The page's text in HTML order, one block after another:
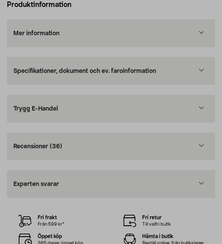
Produktinformation
Mer information
Specifikationer, dokument och ev. faroinformation
Trygg E-Handel
Recensioner (36)
Experten svarar
Fri frakt
Från 599 kr*
Fri retur
Till valfri butik
Öppet köp
365 dagar öppet köp
Hämta i butik
Beställ online, från butikslager